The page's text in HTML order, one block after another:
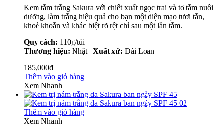
Kem tắm trắng Sakura với chiết xuất ngọc trai và tơ tằm nuôi
dưỡng, làm trắng hiệu quả cho bạn một diện mạo tươi tắn,
khoẻ khoắn và khác biệt rõ rệt chỉ sau một lần tắm.
Quy cách: 110g/túi
Thương hiệu: Nhật | Xuất xứ: Đài Loan
185,000₫
Thêm vào giỏ hàng
Xem Nhanh
Thêm vào giỏ hàng
Xem Nhanh